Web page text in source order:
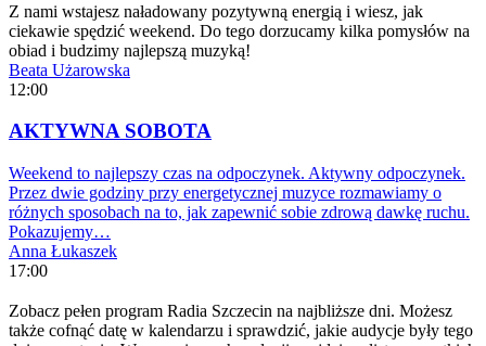
Z nami wstajesz naładowany pozytywną energią i wiesz, jak
ciekawie spędzić weekend. Do tego dorzucamy kilka pomysłów na
obiad i budzimy najlepszą muzyką!
Beata Użarowska
12:00
AKTYWNA SOBOTA
Weekend to najlepszy czas na odpoczynek. Aktywny odpoczynek.
Przez dwie godziny przy energetycznej muzyce rozmawiamy o
różnych sposobach na to, jak zapewnić sobie zdrową dawkę ruchu.
Pokazujemy…
Anna Łukaszek
17:00
Zobacz pełen program Radia Szczecin na najbliższe dni. Możesz
także cofnąć datę w kalendarzu i sprawdzić, jakie audycje były tego